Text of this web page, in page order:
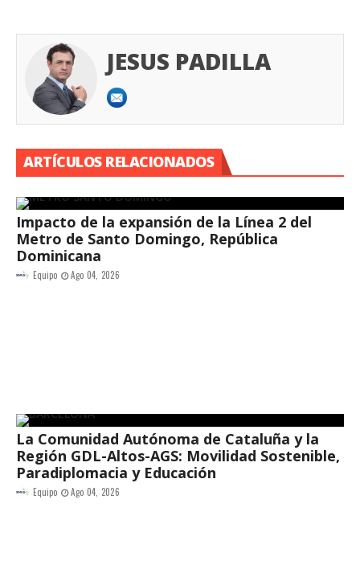
JESUS PADILLA
ARTÍCULOS RELACIONADOS
Impacto de la expansión de la Línea 2 del
Metro de Santo Domingo, República
Dominicana
Equipo Ago 04, 2026
La Comunidad Autónoma de Cataluña y la
Región GDL-Altos-AGS: Movilidad Sostenible,
Paradiplomacia y Educación
Equipo Ago 04, 2026